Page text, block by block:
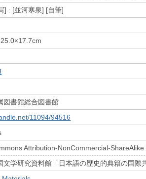
] : [並河寒泉] [自筆]
図書館総合図書館
11094/94516
Attribution-NonCommercial-
文学研究資料館「日本語の歴史的典籍の国際